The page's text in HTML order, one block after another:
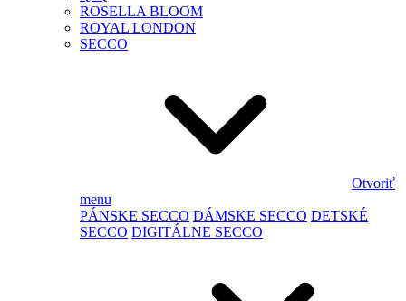
ROSELLA BLOOM
ROYAL LONDON
SECCO
Otvoriť
menu
PÁNSKE SECCO DÁMSKE SECCO DETSKÉ
SECCO DIGITÁLNE SECCO